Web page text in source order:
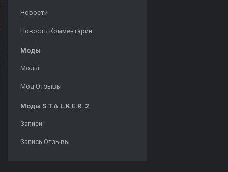
Новости
Новость Комментарии
Моды
Моды
Мод Отзывы
Моды S.T.A.L.K.E.R. 2
Записи
Запись Отзывы